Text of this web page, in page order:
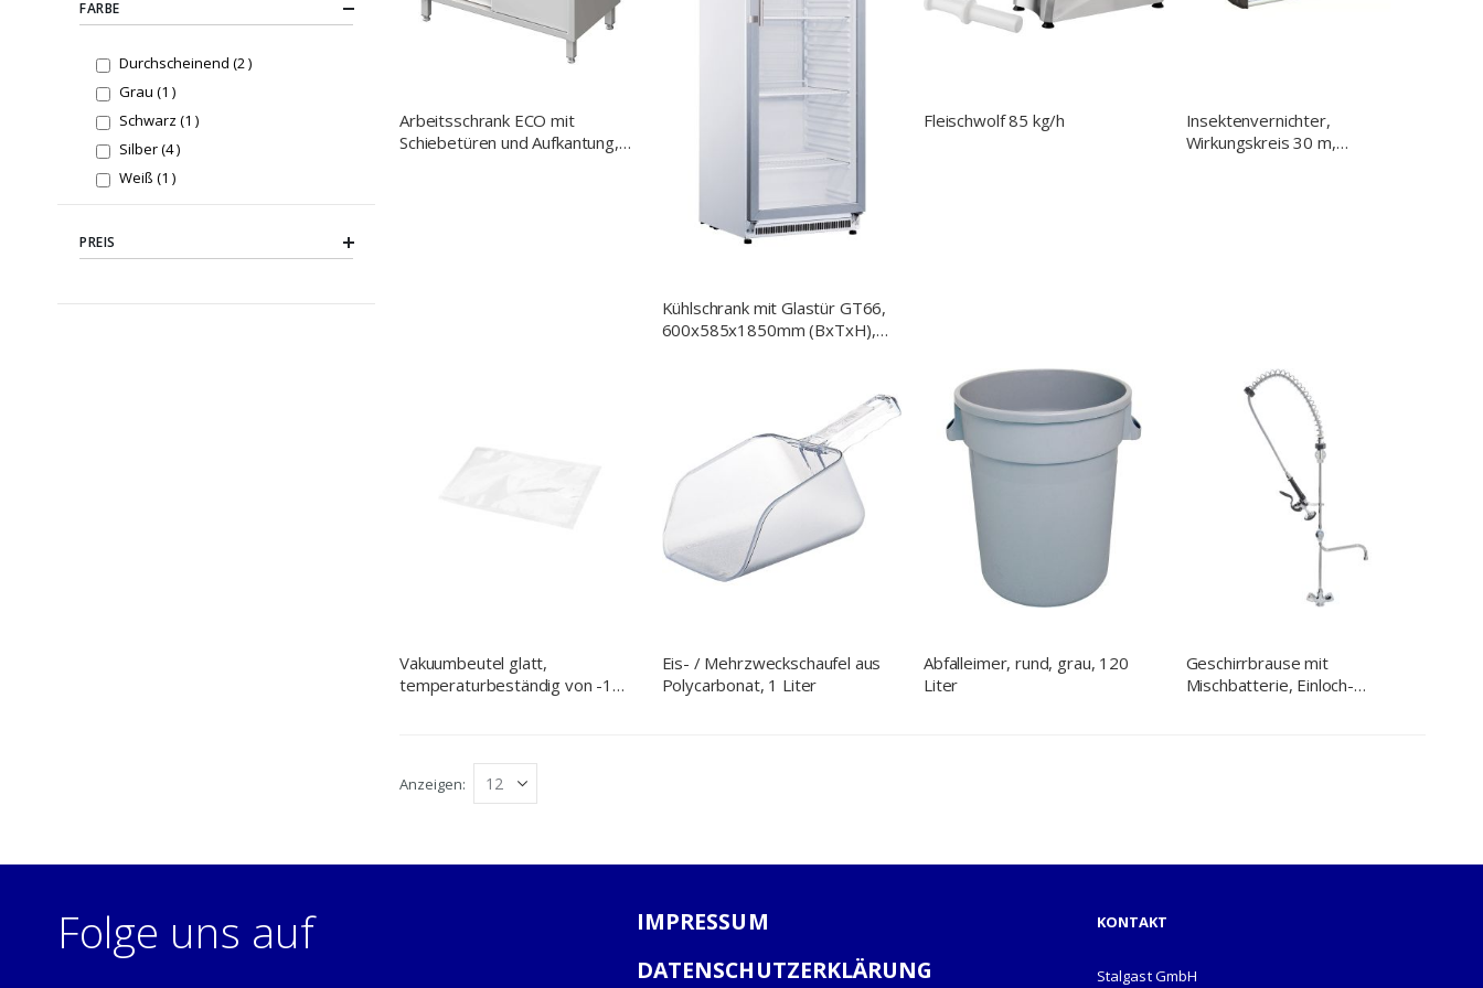
Arbeitsschrank ECO mit
Schiebetüren und Aufkantung,
Kühlschrank mit Glastür GT66,
600x585x1850mm (BxTxH),
Fleischwolf 85 kg/h
Insektenvernichter,
Wirkungskreis 30 m,
Vakuumbeutel glatt,
temperaturbeständig von -18
Eis- / Mehrzweckschaufel aus
Polycarbonat, 1 Liter
Abfalleimer, rund, grau, 120
Liter
Geschirrbrause mit
Mischbatterie, Einloch-
Anzeigen
FARBE
Durchscheinend 2items
Grau 1 item
Schwarz 1 item
Silber 4items
Weiß 1 item
PREIS
Folge uns auf
IMPRESSUM
DATENSCHUTZERKLÄRUNG
KONTAKT
Stalgast GmbH